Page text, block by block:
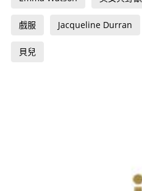
戲服 Jacqueline Durran
貝兒